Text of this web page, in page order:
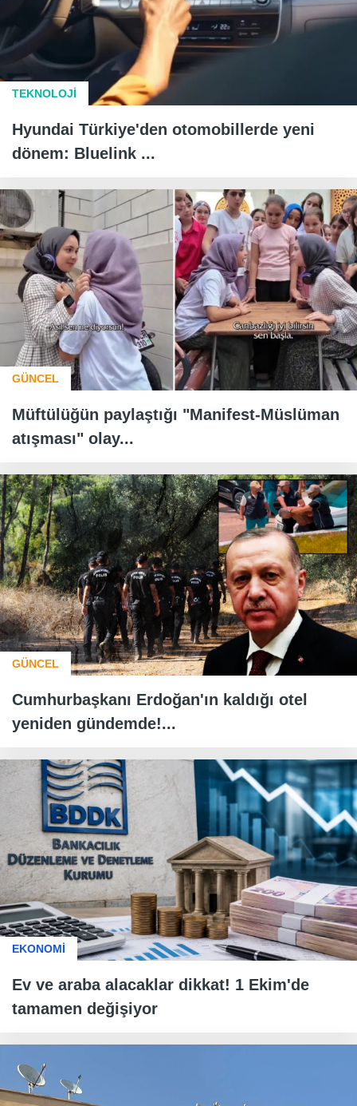
TEKNOLOJİ
Hyundai Türkiye'den otomobillerde yeni
dönem: Bluelink ...
GÜNCEL
Müftülüğün paylaştığı "Manifest-Müslüman
atışması" olay...
GÜNCEL
Cumhurbaşkanı Erdoğan'ın kaldığı otel
yeniden gündemde!...
EKONOMİ
Ev ve araba alacaklar dikkat! 1 Ekim'de
tamamen değişiyor